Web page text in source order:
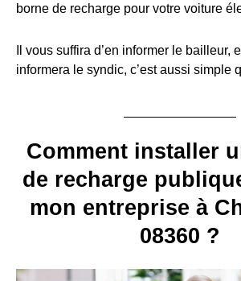
borne de recharge pour votre voiture
Il vous suffira d’en informer le bailleur,
informera le syndic, c’est aussi simple
Comment installer
de recharge
mon entreprise à
08360 ?